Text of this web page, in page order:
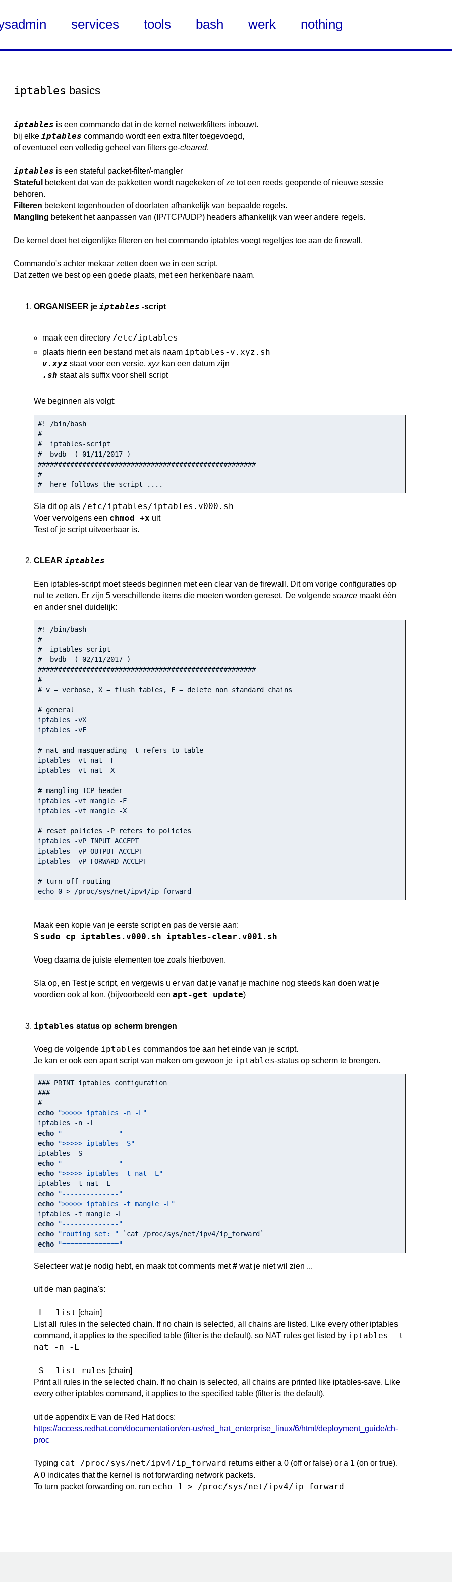
services tools bash werk nothing
iptables basics
iptables is een commando dat in de kernel netwerkfilters inbouwt.
bij elke iptables commando wordt een extra filter toegevoegd,
of eventueel een volledig geheel van filters ge-cleared.
iptables is een stateful packet-filter/-mangler
Stateful
betekent dat van de pakketten wordt nagekeken of ze tot een reeds geopende of nieuwe sessie
behoren.
Filteren betekent tegenhouden of doorlaten afhankelijk van bepaalde regels.
Mangling betekent het aanpassen van (IP/TCP/UDP) headers afhankelijk van weer andere regels.
De kernel doet het eigenlijke filteren en het commando iptables voegt regeltjes toe aan de firewall.
Commando's achter mekaar zetten doen we in een script.
Dat zetten we best op een goede plaats, met een herkenbare naam.
ORGANISEER je iptables -script
maak een directory /etc/iptables
plaats hierin een bestand met als naam iptables-v.xyz.sh
v.xyz staat voor een versie,xyz kan een datum zijn
.sh staat als suffix voor shell script
We beginnen als volgt:
#! /bin/bash
#
#  iptables-script
#  bvdb  ( 01/11/2017 )
######################################################
#
#  here follows the script ....
Sla dit op als /etc/iptables/iptables.v000.sh
Voer vervolgens een chmod +x uit
Test of je script uitvoerbaar is.
CLEAR iptables
Een iptables-script moet steeds beginnen met een clear van de firewall. Dit om vorige configuraties op
nul te zetten. Er zijn 5 verschillende items die moeten worden gereset. De volgende sourcemaakt één
en ander snel duidelijk:
#! /bin/bash
#
#  iptables-script
#  bvdb  ( 02/11/2017 )
######################################################
#
# v = verbose, X = flush tables, F = delete non standard chains
# general
iptables -vX
iptables -vF
# nat and masquerading -t refers to table
iptables -vt nat -F
iptables -vt nat -X
# mangling TCP header
iptables -vt mangle -F
iptables -vt mangle -X
# reset policies -P refers to policies
iptables -vP INPUT ACCEPT
iptables -vP OUTPUT ACCEPT
iptables -vP FORWARD ACCEPT
# turn off routing
echo 0 > /proc/sys/net/ipv4/ip_forward
Maak een kopie van je eerste script en pas de versie aan:
$ sudo cp iptables.v000.sh iptables-clear.v001.sh
Voeg daarna de juiste elementen toe zoals hierboven.
Sla op, en Test je script, en vergewis u er van dat je vanaf je machine nog steeds kan doen wat je
voordien ook al kon. (bijvoorbeeld een apt-get update)
iptables status op scherm brengen
Voeg de volgende iptables commandos toe aan het einde van je script.
Je kan er ook een apart script van maken om gewoon je iptables-status op scherm te brengen.
### PRINT iptables configuration
###
#
echo
">>>>> iptables -n -L"
echo
"--------------"
echo
">>>>> iptables -S"
echo
"--------------"
echo
">>>>> iptables -t nat -L"
echo
"--------------"
echo
">>>>> iptables -t mangle -L"
echo
"--------------"
echo
"routing set: "
echo
"=============="
Selecteer wat je nodig hebt, en maak tot comments met#wat je niet wil zien ...
uit de man pagina's:
-L --list [chain]
List all rules in the selected chain. If no chain is selected, all chains are listed. Like every other iptables
command, it applies to the specified table (filter is the default), so NAT rules get listed by iptables -t
nat -n -L
-S --list-rules [chain]
Print all rules in the selected chain. If no chain is selected, all chains are printed like iptables-save. Like
every other iptables command, it applies to the specified table (filter is the default).
uit de appendix E van de Red Hat docs:
https://access.redhat.com/documentation/en-us/red_hat_enterprise_linux/6/html/deployment_guide/ch-
proc
Typing cat /proc/sys/net/ipv4/ip_forward returns either a 0 (off or false) or a 1 (on or true).
A 0 indicates that the kernel is not forwarding network packets.
To turn packet forwarding on, run echo 1 > /proc/sys/net/ipv4/ip_forward